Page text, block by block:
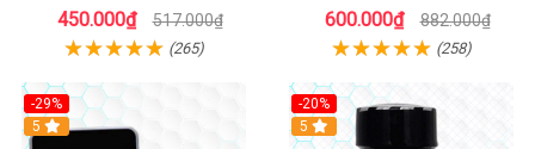
mạnh
450.000₫ 517.000₫
(265)
phấn
600.000₫ 882.000₫
(258)
-29%
5
-20%
5